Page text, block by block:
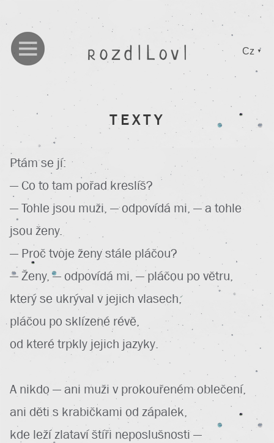
Cz ▼
TEXTY
Ptám se jí:
— Co to tam pořad kreslíš?
— Tohle jsou muži, — odpovídá mi, — a tohle
jsou ženy.
— Proč tvoje ženy stále pláčou?
— Ženy, — odpovídá mi, — pláčou po větru,
který se ukrýval v jejich vlasech,
pláčou po sklízené révě,
od které trpkly jejich jazyky.
A nikdo — ani muži v prokouřeném oblečení,
ani děti s krabičkami od zápalek,
kde leží zlataví štíři neposlušnosti —